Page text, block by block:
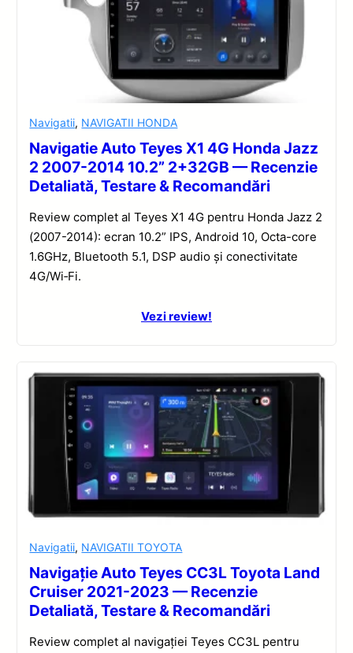
Navigatii, NAVIGATII HONDA
Navigatie Auto Teyes X1 4G Honda Jazz
2 2007-2014 10.2” 2+32GB — Recenzie
Detaliată, Testare & Recomandări
Review complet al Teyes X1 4G pentru Honda Jazz 2
(2007-2014): ecran 10.2” IPS, Android 10, Octa-core
1.6GHz, Bluetooth 5.1, DSP audio și conectivitate
4G/Wi‑Fi.
Vezi review!
Navigatii, NAVIGATII TOYOTA
Navigație Auto Teyes CC3L Toyota Land
Cruiser 2021-2023 — Recenzie
Detaliată, Testare & Recomandări
Review complet al navigației Teyes CC3L pentru